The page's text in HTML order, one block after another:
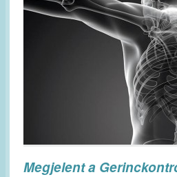
Megjelent a